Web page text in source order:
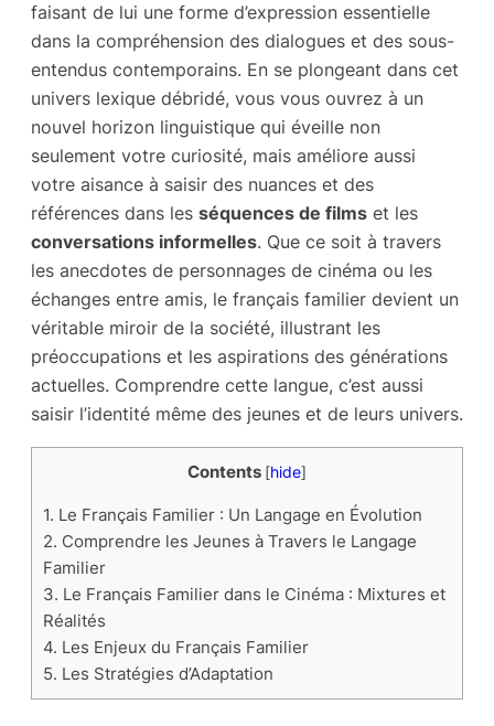
faisant de lui une forme d’expression essentielle
dans la compréhension des dialogues et des sous-
entendus contemporains. En se plongeant dans cet
univers lexique débridé, vous vous ouvrez à un
nouvel horizon linguistique qui éveille non
seulement votre curiosité, mais améliore aussi
votre aisance à saisir des nuances et des
références dans les séquences de films et les
conversations informelles. Que ce soit à travers
les anecdotes de personnages de cinéma ou les
échanges entre amis, le français familier devient un
véritable miroir de la société, illustrant les
préoccupations et les aspirations des générations
actuelles. Comprendre cette langue, c’est aussi
saisir l’identité même des jeunes et de leurs univers.
Contents [hide]
1. Le Français Familier : Un Langage en Évolution
2. Comprendre les Jeunes à Travers le Langage
Familier
3. Le Français Familier dans le Cinéma : Mixtures et
Réalités
4. Les Enjeux du Français Familier
5. Les Stratégies d’Adaptation